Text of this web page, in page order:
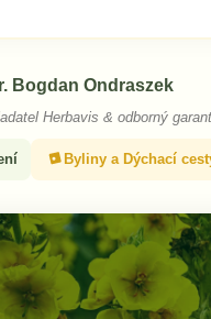
Bogdan Ondraszek
Herbavis & odborný garant
Byliny a Dýchací